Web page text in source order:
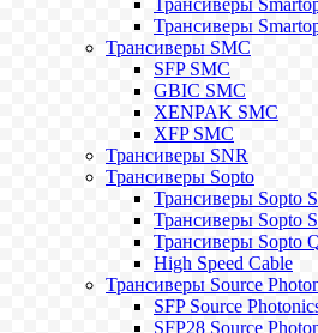
Трансиверы
Трансиверы
Трансиверы SMC
SFP SMC
GBIC SMC
XENPAK SMC
XFP SMC
Трансиверы SNR
Трансиверы Sopto
Трансиверы Sopto
Трансиверы Sopto
Трансиверы Sopto
High Speed Cable
Трансиверы Source
SFP Source
SFP28 Source